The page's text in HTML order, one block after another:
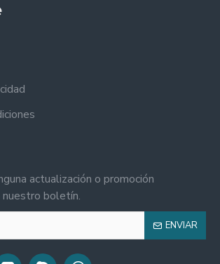
actualización o promoción
boletín.
ENVIAR